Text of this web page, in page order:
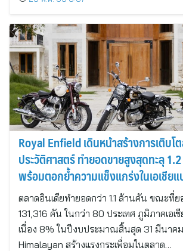
Royal Enfield เดินหน้าสร้างการเติบโ
ประวัติศาสตร์ ทำยอดขายสูงสุดทะลุ
พร้อมตอกย้ำความแข็งแกร่งในเอเชีย
ตลาดอินเดียทำยอดกว่า 1.1 ล้านคัน ขณะที่ย
131,316 คัน ในกว่า 80 ประเทศ ภูมิภาคเอเ
เนื่อง 8% ในปีงบประมาณสิ้นสุด 31 มีนาค
Himalayan สร้างแรงกระเพื่อมในตลาด…